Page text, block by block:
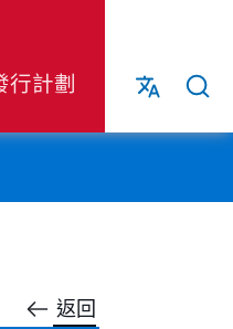
行計劃
返回